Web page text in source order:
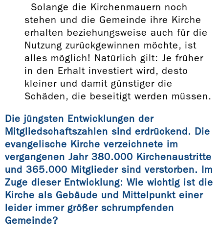
Solange die Kirchenmauern noch
stehen und die Gemeinde ihre Kirche
erhalten beziehungsweise auch für die
Nutzung zurückgewinnen möchte, ist
alles möglich! Natürlich gilt: Je früher
in den Erhalt investiert wird, desto
kleiner und damit günstiger die
Schäden, die beseitigt werden müssen.
Die jüngsten Entwicklungen der
Mitgliedschaftszahlen sind erdrückend. Die
evangelische Kirche verzeichnete im
vergangenen Jahr 380.000 Kirchenaustritte
und 365.000 Mitglieder sind verstorben. Im
Zuge dieser Entwicklung: Wie wichtig ist die
Kirche als Gebäude und Mittelpunkt einer
leider immer größer schrumpfenden
Gemeinde?